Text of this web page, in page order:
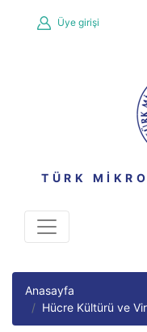
Üye girişi
TÜRK
Anasayfa
Hücre Kültürü ve